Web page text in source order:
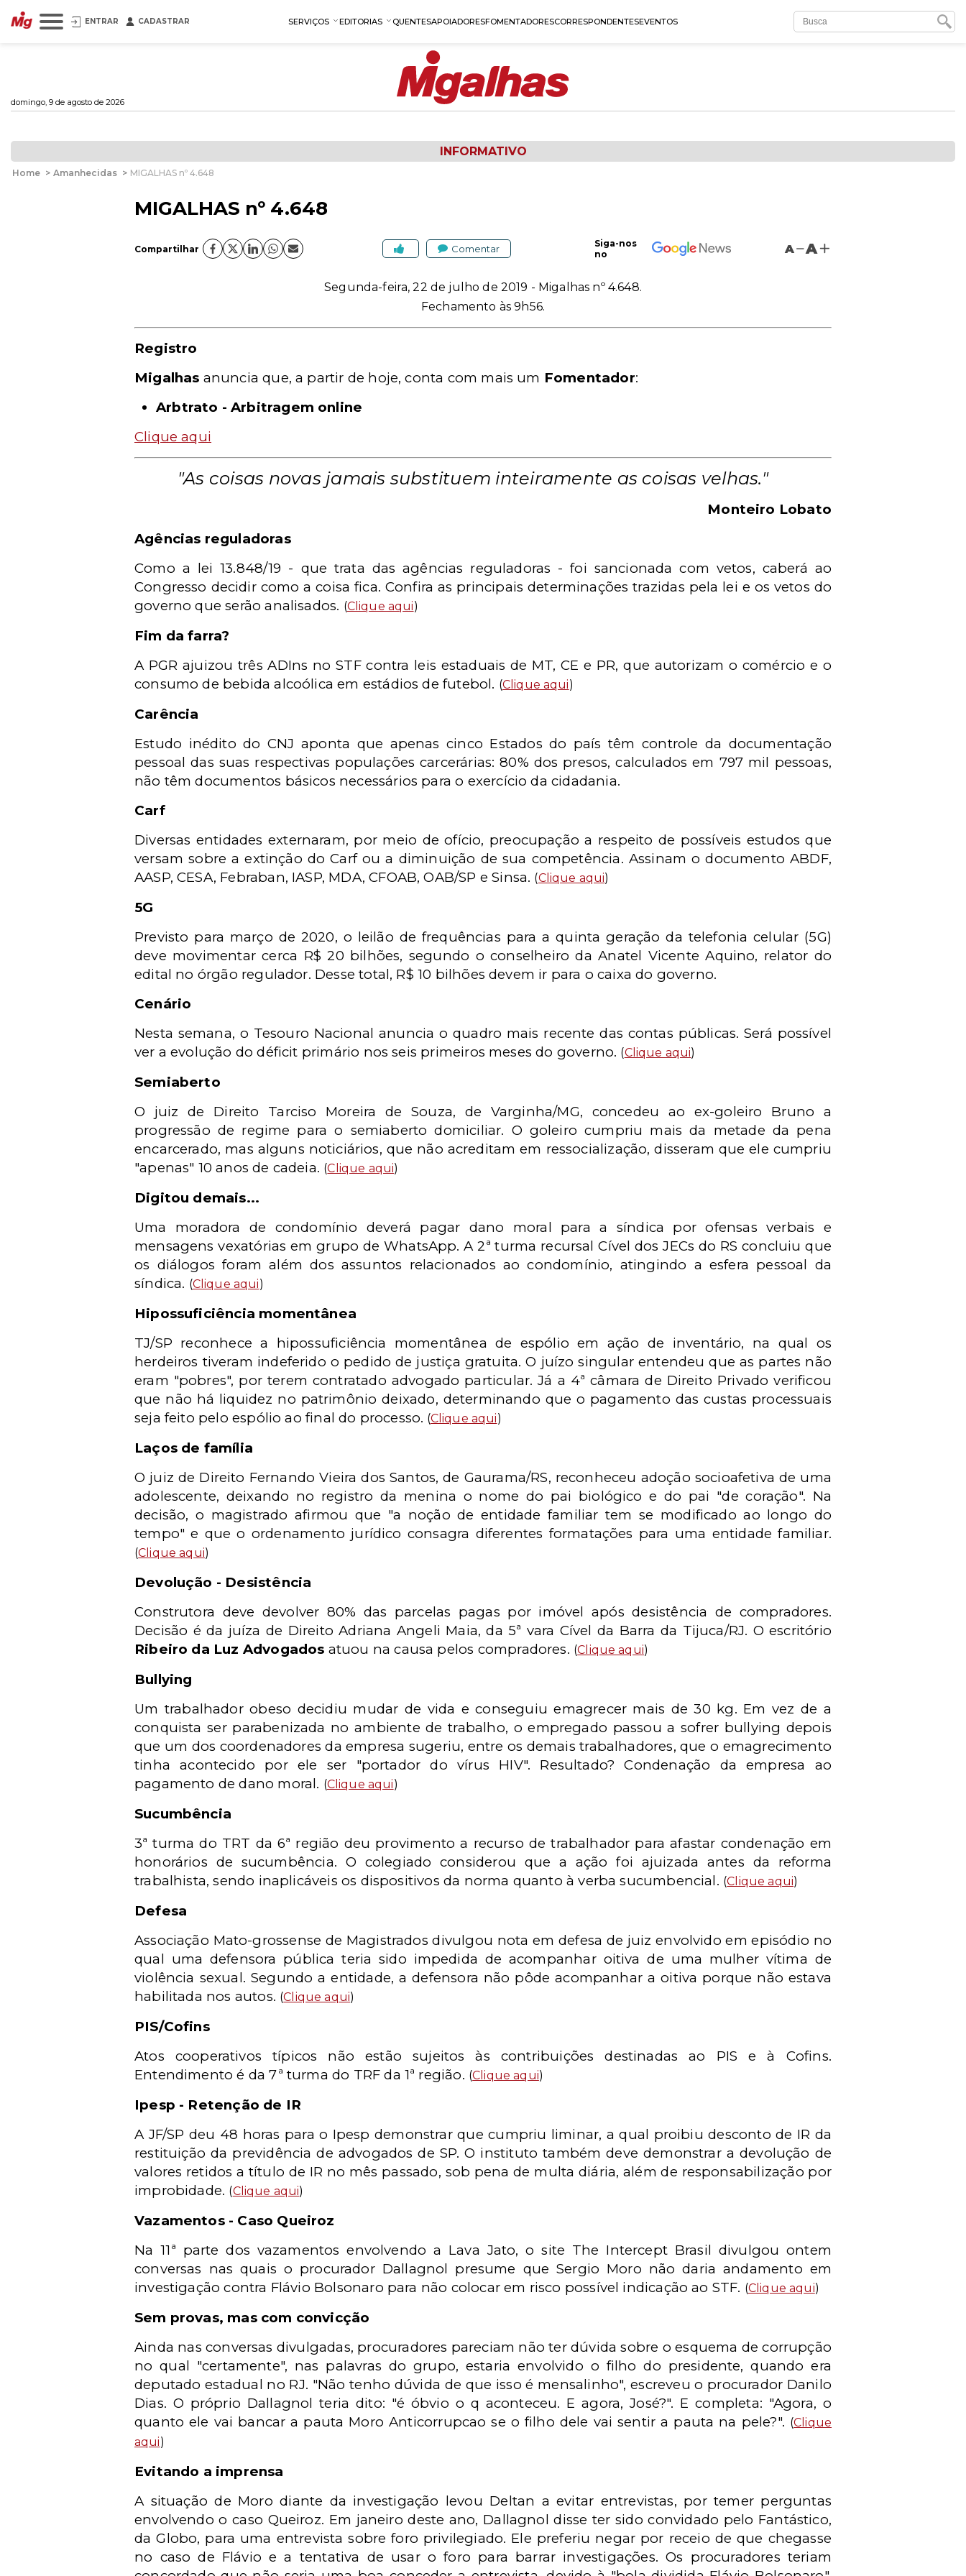
ENTRAR CADASTRAR SERVIÇOS EDITORIAS QUENTESAPOIADORESFOMENTADORESCORRESPONDENTESEVENTOS
domingo, 9 de agosto de 2026
INFORMATIVO
Home > Amanhecidas > MIGALHAS nº 4.648
MIGALHAS nº 4.648
Compartilhar Comentar
Siga-nos
no
A A
Segunda-feira, 22 de julho de 2019 - Migalhas nº 4.648.
Fechamento às 9h56.
Registro
Migalhas anuncia que, a partir de hoje, conta com mais um Fomentador:
Arbtrato - Arbitragem online
Clique aqui
"As coisas novas jamais substituem inteiramente as coisas velhas."
Monteiro Lobato
Agências reguladoras
Como a lei 13.848/19 - que trata das agências reguladoras - foi sancionada com vetos, caberá ao
Congresso decidir como a coisa fica. Confira as principais determinações trazidas pela lei e os vetos do
governo que serão analisados. (Clique aqui)
Fim da farra?
A PGR ajuizou três ADIns no STF contra leis estaduais de MT, CE e PR, que autorizam o comércio e o
consumo de bebida alcoólica em estádios de futebol. (Clique aqui)
Carência
Estudo inédito do CNJ aponta que apenas cinco Estados do país têm controle da documentação
pessoal das suas respectivas populações carcerárias: 80% dos presos, calculados em 797 mil pessoas,
não têm documentos básicos necessários para o exercício da cidadania.
Carf
Diversas entidades externaram, por meio de ofício, preocupação a respeito de possíveis estudos que
versam sobre a extinção do Carf ou a diminuição de sua competência. Assinam o documento ABDF,
AASP, CESA, Febraban, IASP, MDA, CFOAB, OAB/SP e Sinsa. (Clique aqui)
5G
Previsto para março de 2020, o leilão de frequências para a quinta geração da telefonia celular (5G)
deve movimentar cerca R$ 20 bilhões, segundo o conselheiro da Anatel Vicente Aquino, relator do
edital no órgão regulador. Desse total, R$ 10 bilhões devem ir para o caixa do governo.
Cenário
Nesta semana, o Tesouro Nacional anuncia o quadro mais recente das contas públicas. Será possível
ver a evolução do déficit primário nos seis primeiros meses do governo. (Clique aqui)
Semiaberto
O juiz de Direito Tarciso Moreira de Souza, de Varginha/MG, concedeu ao ex-goleiro Bruno a
progressão de regime para o semiaberto domiciliar. O goleiro cumpriu mais da metade da pena
encarcerado, mas alguns noticiários, que não acreditam em ressocialização, disseram que ele cumpriu
"apenas" 10 anos de cadeia. (Clique aqui)
Digitou demais...
Uma moradora de condomínio deverá pagar dano moral para a síndica por ofensas verbais e
mensagens vexatórias em grupo de WhatsApp. A 2ª turma recursal Cível dos JECs do RS concluiu que
os diálogos foram além dos assuntos relacionados ao condomínio, atingindo a esfera pessoal da
síndica. (Clique aqui)
Hipossuficiência momentânea
TJ/SP reconhece a hipossuficiência momentânea de espólio em ação de inventário, na qual os
herdeiros tiveram indeferido o pedido de justiça gratuita. O juízo singular entendeu que as partes não
eram "pobres", por terem contratado advogado particular. Já a 4ª câmara de Direito Privado verificou
que não há liquidez no patrimônio deixado, determinando que o pagamento das custas processuais
seja feito pelo espólio ao final do processo. (Clique aqui)
Laços de família
O juiz de Direito Fernando Vieira dos Santos, de Gaurama/RS, reconheceu adoção socioafetiva de uma
adolescente, deixando no registro da menina o nome do pai biológico e do pai "de coração". Na
decisão, o magistrado afirmou que "a noção de entidade familiar tem se modificado ao longo do
tempo" e que o ordenamento jurídico consagra diferentes formatações para uma entidade familiar.
(Clique aqui)
Devolução - Desistência
Construtora deve devolver 80% das parcelas pagas por imóvel após desistência de compradores.
Decisão é da juíza de Direito Adriana Angeli Maia, da 5ª vara Cível da Barra da Tijuca/RJ. O escritório
Ribeiro da Luz Advogados atuou na causa pelos compradores. (Clique aqui)
Bullying
Um trabalhador obeso decidiu mudar de vida e conseguiu emagrecer mais de 30 kg. Em vez de a
conquista ser parabenizada no ambiente de trabalho, o empregado passou a sofrer bullying depois
que um dos coordenadores da empresa sugeriu, entre os demais trabalhadores, que o emagrecimento
tinha acontecido por ele ser "portador do vírus HIV". Resultado? Condenação da empresa ao
pagamento de dano moral. (Clique aqui)
Sucumbência
3ª turma do TRT da 6ª região deu provimento a recurso de trabalhador para afastar condenação em
honorários de sucumbência. O colegiado considerou que a ação foi ajuizada antes da reforma
trabalhista, sendo inaplicáveis os dispositivos da norma quanto à verba sucumbencial. (Clique aqui)
Defesa
Associação Mato-grossense de Magistrados divulgou nota em defesa de juiz envolvido em episódio no
qual uma defensora pública teria sido impedida de acompanhar oitiva de uma mulher vítima de
violência sexual. Segundo a entidade, a defensora não pôde acompanhar a oitiva porque não estava
habilitada nos autos. (Clique aqui)
PIS/Cofins
Atos cooperativos típicos não estão sujeitos às contribuições destinadas ao PIS e à Cofins.
Entendimento é da 7ª turma do TRF da 1ª região. (Clique aqui)
Ipesp - Retenção de IR
A JF/SP deu 48 horas para o Ipesp demonstrar que cumpriu liminar, a qual proibiu desconto de IR da
restituição da previdência de advogados de SP. O instituto também deve demonstrar a devolução de
valores retidos a título de IR no mês passado, sob pena de multa diária, além de responsabilização por
improbidade. (Clique aqui)
Vazamentos - Caso Queiroz
Na 11ª parte dos vazamentos envolvendo a Lava Jato, o site The Intercept Brasil divulgou ontem
conversas nas quais o procurador Dallagnol presume que Sergio Moro não daria andamento em
investigação contra Flávio Bolsonaro para não colocar em risco possível indicação ao STF. (Clique aqui)
Sem provas, mas com convicção
Ainda nas conversas divulgadas, procuradores pareciam não ter dúvida sobre o esquema de corrupção
no qual "certamente", nas palavras do grupo, estaria envolvido o filho do presidente, quando era
deputado estadual no RJ. "Não tenho dúvida de que isso é mensalinho", escreveu o procurador Danilo
Dias. O próprio Dallagnol teria dito: "é óbvio o q aconteceu. E agora, José?". E completa: "Agora, o
quanto ele vai bancar a pauta Moro Anticorrupcao se o filho dele vai sentir a pauta na pele?". (Clique
aqui)
Evitando a imprensa
A situação de Moro diante da investigação levou Deltan a evitar entrevistas, por temer perguntas
envolvendo o caso Queiroz. Em janeiro deste ano, Dallagnol disse ter sido convidado pelo Fantástico,
da Globo, para uma entrevista sobre foro privilegiado. Ele preferiu negar por receio de que chegasse
no caso de Flávio e a tentativa de usar o foro para barrar investigações. Os procuradores teriam